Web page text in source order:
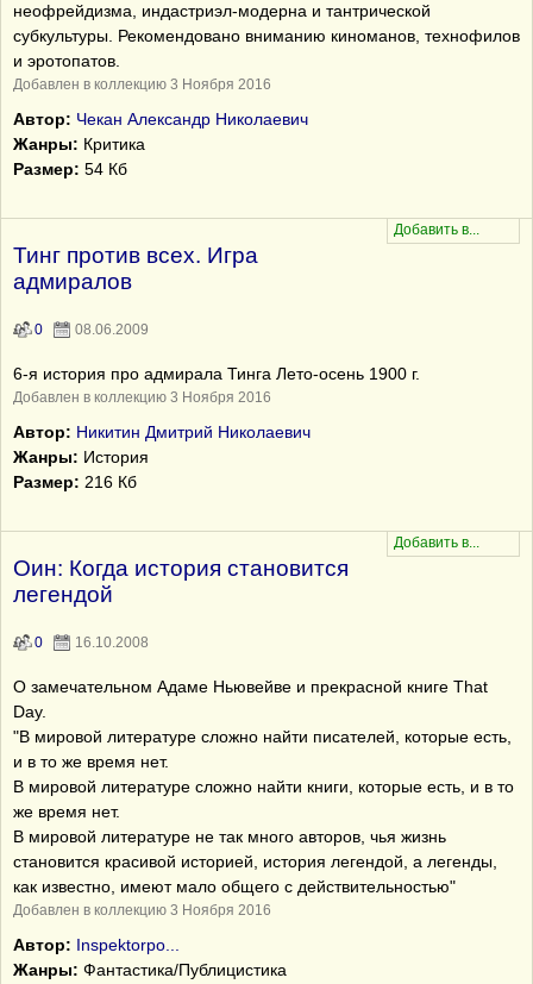
неофрейдизма, индастриэл-модерна и тантрической
субкультуры. Рекомендовано вниманию киноманов, технофилов
и эротопатов.
Добавлен в коллекцию 3 Ноября 2016
Автор: Чекан Александр Николаевич
Жанры: Критика
Размер: 54 Кб
Тинг против всех. Игра
адмиралов
0 08.06.2009
6-я история про адмирала Тинга Лето-осень 1900 г.
Добавлен в коллекцию 3 Ноября 2016
Автор: Никитин Дмитрий Николаевич
Жанры: История
Размер: 216 Кб
Оин: Когда история становится
легендой
0 16.10.2008
О замечательном Адаме Ньювейве и прекрасной книге That
Day.
"В мировой литературе сложно найти писателей, которые есть,
и в то же время нет.
В мировой литературе сложно найти книги, которые есть, и в то
же время нет.
В мировой литературе не так много авторов, чья жизнь
становится красивой историей, история легендой, а легенды,
как известно, имеют мало общего с действительностью"
Добавлен в коллекцию 3 Ноября 2016
Автор: Inspektorpo...
Жанры: Фантастика/Публицистика